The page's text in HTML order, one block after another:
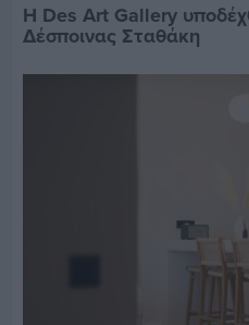
Η Des Art Gallery
Δέσποινας Σταθάκη